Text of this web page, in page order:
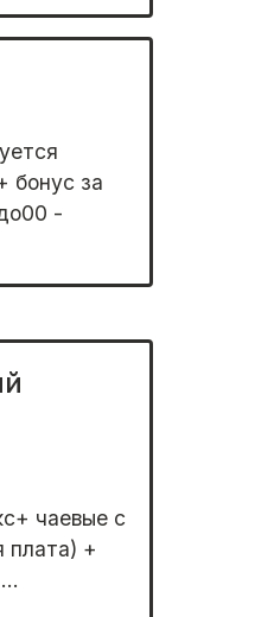
бонус за
-
чаевые с
плата) +